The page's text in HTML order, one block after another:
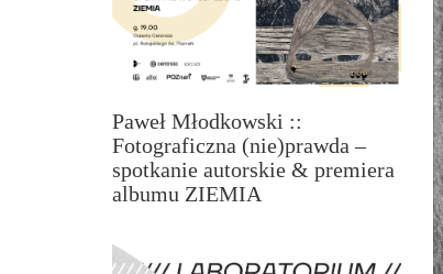
Paweł Młodkowski ::
Fotograficzna (nie)prawda –
spotkanie autorskie & premiera
albumu ZIEMIA